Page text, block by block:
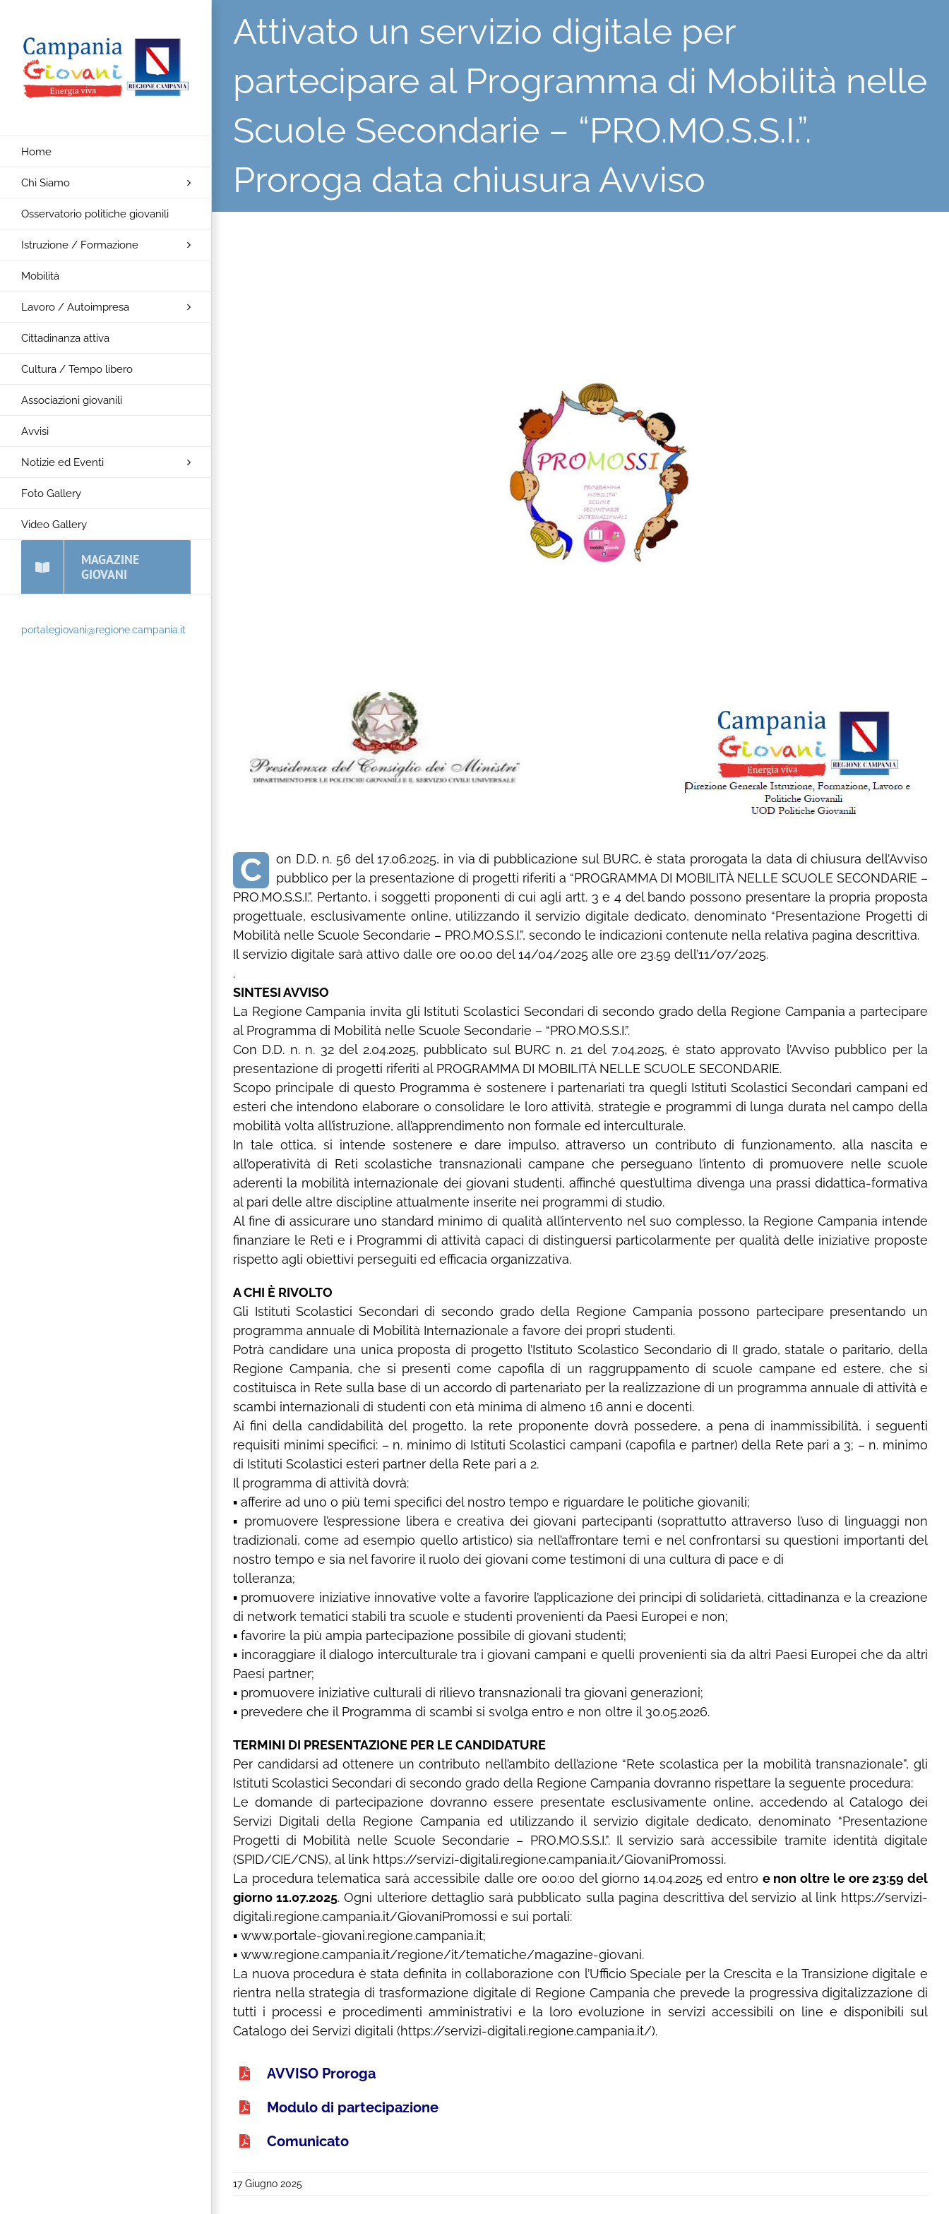
contenuto
Home
Chi Siamo
Osservatorio politiche giovanili
Istruzione / Formazione
Mobilità
Lavoro / Autoimpresa
Cittadinanza attiva
Cultura / Tempo libero
Associazioni giovanili
Avvisi
Notizie ed Eventi
Foto Gallery
Video Gallery
MAGAZINE
GIOVANI
portalegiovani@regione.campania.it
Attivato un servizio digitale per
partecipare al Programma di Mobilità nelle
Scuole Secondarie – “PRO.MO.S.S.I.”.
Proroga data chiusura Avviso
C
on D.D. n. 56 del 17.06.2025, in via di pubblicazione sul BURC, è stata prorogata la data di chiusura dell’Avviso
pubblico per la presentazione di progetti riferiti a “PROGRAMMA DI MOBILITÀ NELLE SCUOLE SECONDARIE –
PRO.MO.S.S.I.”. Pertanto, i soggetti proponenti di cui agli artt. 3 e 4 del bando possono presentare la propria proposta
progettuale, esclusivamente online, utilizzando il servizio digitale dedicato, denominato “Presentazione Progetti di
Mobilità nelle Scuole Secondarie – PRO.MO.S.S.I.”, secondo le indicazioni contenute nella relativa pagina descrittiva.
Il servizio digitale sarà attivo dalle ore 00.00 del 14/04/2025 alle ore 23.59 dell’11/07/2025.
.
SINTESI AVVISO
La Regione Campania invita gli Istituti Scolastici Secondari di secondo grado della Regione Campania a partecipare
al Programma di Mobilità nelle Scuole Secondarie – “PRO.MO.S.S.I.”.
Con D.D. n. n. 32 del 2.04.2025, pubblicato sul BURC n. 21 del 7.04.2025, è stato approvato l’Avviso pubblico per la
presentazione di progetti riferiti al PROGRAMMA DI MOBILITÀ NELLE SCUOLE SECONDARIE.
Scopo principale di questo Programma è sostenere i partenariati tra quegli Istituti Scolastici Secondari campani ed
esteri che intendono elaborare o consolidare le loro attività, strategie e programmi di lunga durata nel campo della
mobilità volta all’istruzione, all’apprendimento non formale ed interculturale.
In tale ottica, si intende sostenere e dare impulso, attraverso un contributo di funzionamento, alla nascita e
all’operatività di Reti scolastiche transnazionali campane che perseguano l’intento di promuovere nelle scuole
aderenti la mobilità internazionale dei giovani studenti, affinché quest’ultima divenga una prassi didattica-formativa
al pari delle altre discipline attualmente inserite nei programmi di studio.
Al fine di assicurare uno standard minimo di qualità all’intervento nel suo complesso, la Regione Campania intende
finanziare le Reti e i Programmi di attività capaci di distinguersi particolarmente per qualità delle iniziative proposte
rispetto agli obiettivi perseguiti ed efficacia organizzativa.
A CHI È RIVOLTO
Gli Istituti Scolastici Secondari di secondo grado della Regione Campania possono partecipare presentando un
programma annuale di Mobilità Internazionale a favore dei propri studenti.
Potrà candidare una unica proposta di progetto l’Istituto Scolastico Secondario di II grado, statale o paritario, della
Regione Campania, che si presenti come capofila di un raggruppamento di scuole campane ed estere, che si
costituisca in Rete sulla base di un accordo di partenariato per la realizzazione di un programma annuale di attività e
scambi internazionali di studenti con età minima di almeno 16 anni e docenti.
Ai fini della candidabilità del progetto, la rete proponente dovrà possedere, a pena di inammissibilità, i seguenti
requisiti minimi specifici: – n. minimo di Istituti Scolastici campani (capofila e partner) della Rete pari a 3; – n. minimo
di Istituti Scolastici esteri partner della Rete pari a 2.
Il programma di attività dovrà:
▪ afferire ad uno o più temi specifici del nostro tempo e riguardare le politiche giovanili;
▪ promuovere l’espressione libera e creativa dei giovani partecipanti (soprattutto attraverso l’uso di linguaggi non
tradizionali, come ad esempio quello artistico) sia nell’affrontare temi e nel confrontarsi su questioni importanti del
nostro tempo e sia nel favorire il ruolo dei giovani come testimoni di una cultura di pace e di
tolleranza;
▪ promuovere iniziative innovative volte a favorire l’applicazione dei principi di solidarietà, cittadinanza e la creazione
di network tematici stabili tra scuole e studenti provenienti da Paesi Europei e non;
▪ favorire la più ampia partecipazione possibile di giovani studenti;
▪ incoraggiare il dialogo interculturale tra i giovani campani e quelli provenienti sia da altri Paesi Europei che da altri
Paesi partner;
▪ promuovere iniziative culturali di rilievo transnazionali tra giovani generazioni;
▪ prevedere che il Programma di scambi si svolga entro e non oltre il 30.05.2026.
TERMINI DI PRESENTAZIONE PER LE CANDIDATURE
Per candidarsi ad ottenere un contributo nell’ambito dell’azione “Rete scolastica per la mobilità transnazionale”, gli
Istituti Scolastici Secondari di secondo grado della Regione Campania dovranno rispettare la seguente procedura:
Le domande di partecipazione dovranno essere presentate esclusivamente online, accedendo al Catalogo dei
Servizi Digitali della Regione Campania ed utilizzando il servizio digitale dedicato, denominato “Presentazione
Progetti di Mobilità nelle Scuole Secondarie – PRO.MO.S.S.I.”. Il servizio sarà accessibile tramite identità digitale
(SPID/CIE/CNS), al link https://servizi-digitali.regione.campania.it/GiovaniPromossi.
La procedura telematica sarà accessibile dalle ore 00:00 del giorno 14.04.2025 ed entro e non oltre le ore 23:59 del
giorno 11.07.2025. Ogni ulteriore dettaglio sarà pubblicato sulla pagina descrittiva del servizio al link https://servizi-
digitali.regione.campania.it/GiovaniPromossi e sui portali:
▪ www.portale-giovani.regione.campania.it;
▪ www.regione.campania.it/regione/it/tematiche/magazine-giovani.
La nuova procedura è stata definita in collaborazione con l’Ufficio Speciale per la Crescita e la Transizione digitale e
rientra nella strategia di trasformazione digitale di Regione Campania che prevede la progressiva digitalizzazione di
tutti i processi e procedimenti amministrativi e la loro evoluzione in servizi accessibili on line e disponibili sul
Catalogo dei Servizi digitali (https://servizi-digitali.regione.campania.it/).
AVVISO Proroga
Modulo di partecipazione
Comunicato
17 Giugno 2025